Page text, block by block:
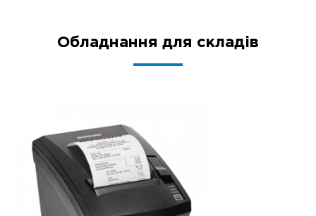
Обладнання для складів